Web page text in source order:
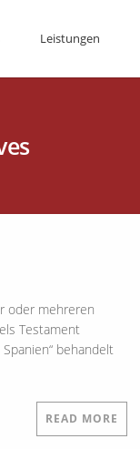
Leistungen
oder mehreren
Testament
behandelt
READ MORE